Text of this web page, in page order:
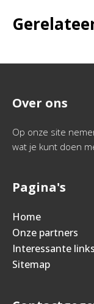
Over ons
Op onze site
wat je kunt doen
Pagina's
Home
Onze partners
Interessante links
Sitemap